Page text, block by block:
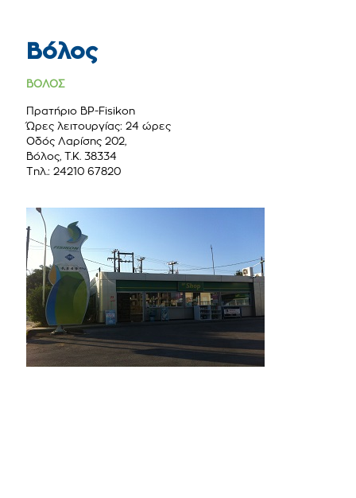
Βόλος
ΒΟΛΟΣ
Πρατήριο BP-Fisikon
Ώρες λειτουργίας: 24 ώρες
Οδός Λαρίσης 202,
Βόλος, Τ.Κ. 38334
Τηλ.: 24210 67820